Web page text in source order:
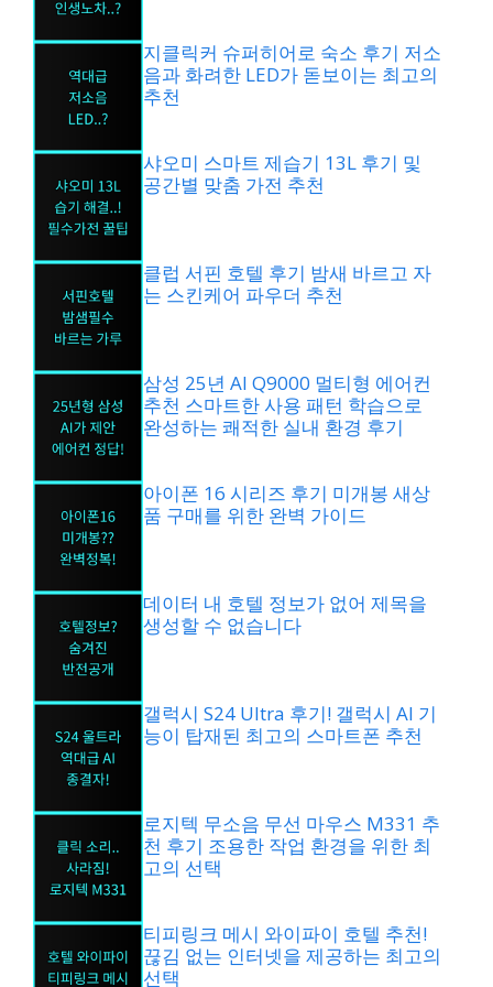
지클릭커 슈퍼히어로 숙소 후기 저소
음과 화려한 LED가 돋보이는 최고의
추천
샤오미 스마트 제습기 13L 후기 및
공간별 맞춤 가전 추천
클럽 서핀 호텔 후기 밤새 바르고 자
는 스킨케어 파우더 추천
삼성 25년 AI Q9000 멀티형 에어컨
추천 스마트한 사용 패턴 학습으로
완성하는 쾌적한 실내 환경 후기
아이폰 16 시리즈 후기 미개봉 새상
품 구매를 위한 완벽 가이드
데이터 내 호텔 정보가 없어 제목을
생성할 수 없습니다
갤럭시 S24 Ultra 후기! 갤럭시 AI 기
능이 탑재된 최고의 스마트폰 추천
로지텍 무소음 무선 마우스 M331 추
천 후기 조용한 작업 환경을 위한 최
고의 선택
티피링크 메시 와이파이 호텔 추천!
끊김 없는 인터넷을 제공하는 최고의
선택